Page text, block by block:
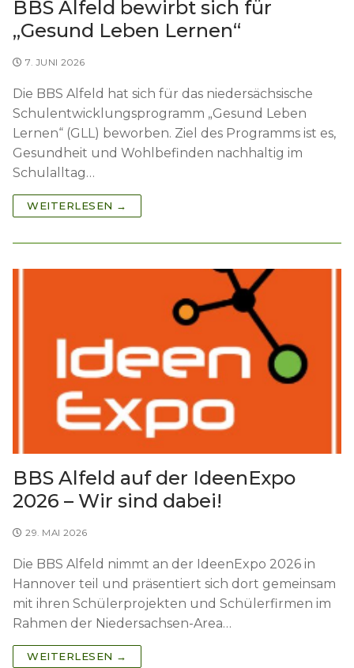
BBS Alfeld bewirbt sich für
„Gesund Leben Lernen“
7. JUNI 2026
Die BBS Alfeld hat sich für das niedersächsische
Schulentwicklungsprogramm „Gesund Leben
Lernen“ (GLL) beworben. Ziel des Programms ist es,
Gesundheit und Wohlbefinden nachhaltig im
Schulalltag…
WEITERLESEN →
BBS Alfeld auf der IdeenExpo
2026 – Wir sind dabei!
29. MAI 2026
Die BBS Alfeld nimmt an der IdeenExpo 2026 in
Hannover teil und präsentiert sich dort gemeinsam
mit ihren Schülerprojekten und Schülerfirmen im
Rahmen der Niedersachsen-Area…
WEITERLESEN →